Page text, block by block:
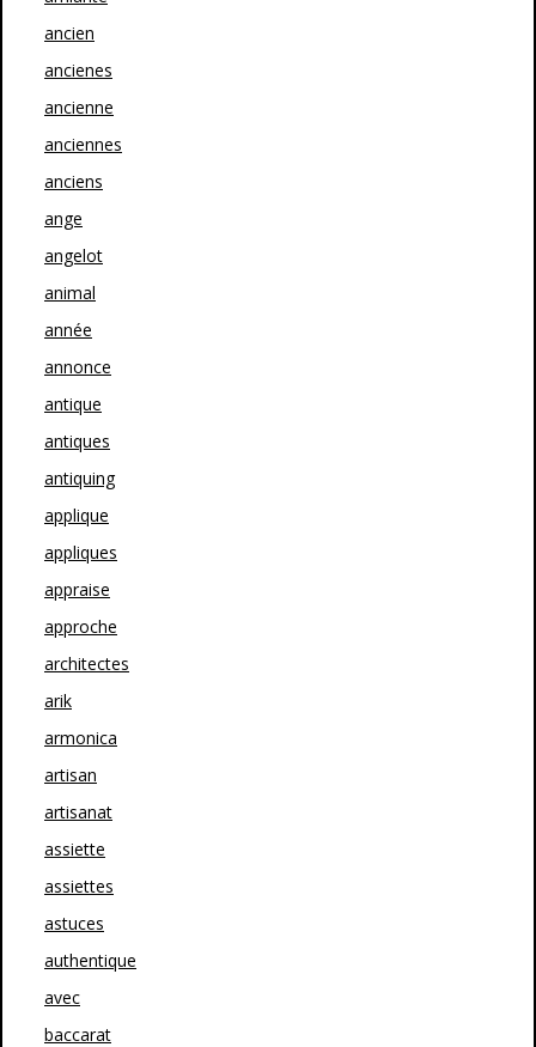
ancien
ancienes
ancienne
anciennes
anciens
ange
angelot
animal
année
annonce
antique
antiques
antiquing
applique
appliques
appraise
approche
architectes
arik
armonica
artisan
artisanat
assiette
assiettes
astuces
authentique
avec
baccarat